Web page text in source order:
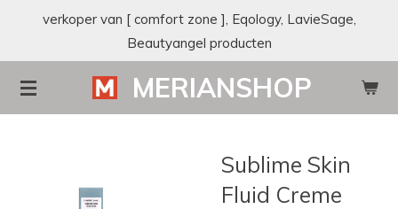
de
hoofdinhoud
MERIANSHOP
verkoper van [ comfort zone ], Eqology, LavieSage,
Beautyangel producten
Sublime Skin
Fluid Creme